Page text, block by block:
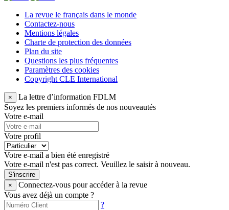
La revue le français dans le monde
Contactez-nous
Mentions légales
Charte de protection des données
Plan du site
Questions les plus fréquentes
Paramètres des cookies
Copyright CLE International
×
La lettre d’information FDLM
Soyez les premiers informés de nos nouveautés
Votre e-mail
Votre profil
Votre e-mail a bien été enregistré
Votre e-mail n'est pas correct. Veuillez le saisir à nouveau.
S'inscrire
×
Connectez-vous pour accéder à la revue
Vous avez déjà un compte ?
?